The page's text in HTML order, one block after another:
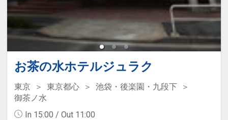
お茶の水ホテルジュラク
東京 東京都心
池袋・後楽園・九段下
御茶ノ水
In 15:00 / Out 11:00